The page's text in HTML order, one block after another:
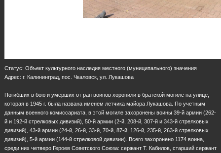
Статус: Объект культурного наследия местного (муниципального) значения
Адрес: г. Калининград, пос. Чкаловск, ул. Лукашова
Погибших в бою и умерших от ран воинов хоронили в братской могиле на улице,
которая в 1945 г. была названа именем летчика майора Лукашова. По учетным
данным военного комиссариата, в этой могиле захоронены воины 39-й армии (262-
й и 192-й стрелковых дивизий), 50-й армии (2-й, 208-й, 307-й и 343-й стрелковых
дивизий), 43-й армии (24-й, 26-й, 33-й, 70-й, 87-й, 126-й, 235-й, 263-й стрелковых
дивизий), 5-й армии (144-й стрелковой дивизии). Всего захоронено 1174 воина,
среди них четверо Героев Советского Союза: сержант Т. Кабилов, старший сержант